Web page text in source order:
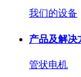
我们的设备
产品及解决
管状电机